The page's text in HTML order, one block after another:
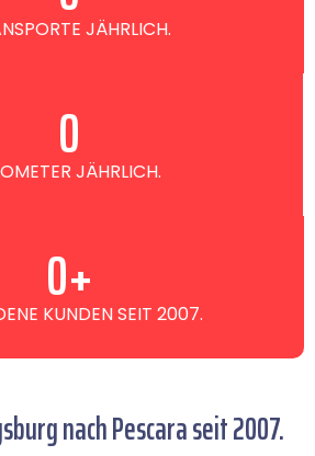
JÄHRLICH.
JÄHRLICH.
0
KUNDEN SEIT 2007.
0+
nach Pescara seit 2007.